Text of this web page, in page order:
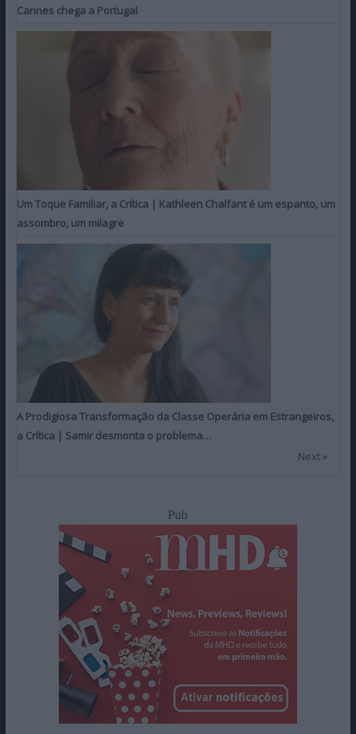
Cannes chega a Portugal
Um Toque Familiar, a Crítica | Kathleen Chalfant é um espanto, um
assombro, um milagre
A Prodigiosa Transformação da Classe Operária em Estrangeiros,
a Crítica | Samir desmonta o problema…
Next »
Pub